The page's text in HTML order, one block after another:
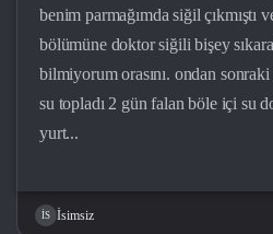
benim parmağımda siğil
bölümüne doktor siğili bişey
bilmiyorum orasını. ondan
su topladı 2 gün falan böle içi su
yurt...
İS İsimsiz